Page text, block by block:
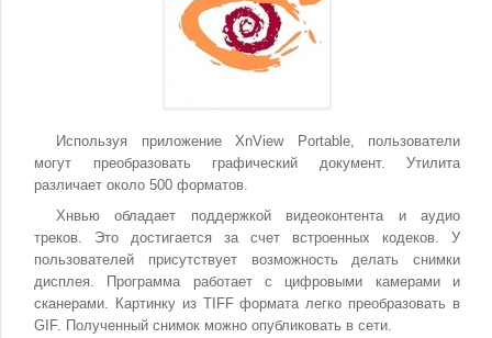
Используя приложение XnView Portable, пользователи
могут преобразовать графический документ. Утилита
различает около 500 форматов.
Хнвью обладает поддержкой видеоконтента и аудио
треков. Это достигается за счет встроенных кодеков. У
пользователей присутствует возможность делать снимки
дисплея. Программа работает с цифровыми камерами и
сканерами. Картинку из TIFF формата легко преобразовать в
GIF. Полученный снимок можно опубликовать в сети.